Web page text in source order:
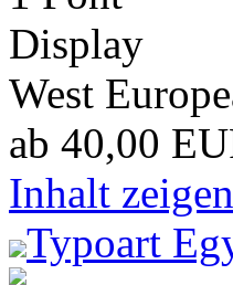
Display
West
ab 40,00
Inhalt
Typoart